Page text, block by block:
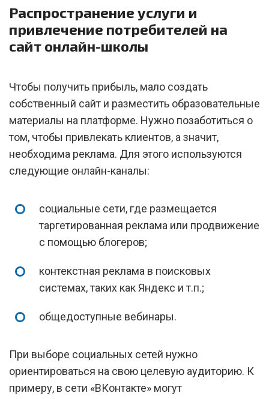
Распространение услуги и
привлечение потребителей на
сайт онлайн-школы
Чтобы получить прибыль, мало создать
собственный сайт и разместить образовательные
материалы на платформе. Нужно позаботиться о
том, чтобы привлекать клиентов, а значит,
необходима реклама. Для этого используются
следующие онлайн-каналы:
социальные сети, где размещается
таргетированная реклама или продвижение
с помощью блогеров;
контекстная реклама в поисковых
системах, таких как Яндекс и т.п.;
общедоступные вебинары.
При выборе социальных сетей нужно
ориентироваться на свою целевую аудиторию. К
примеру, в сети «ВКонтакте» могут